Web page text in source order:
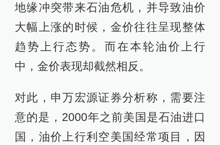
地缘冲突带来石油危机，并导致油价
大幅上涨的时候，金价往往呈现整体
趋势上行态势。而在本轮油价上行
中，金价表现却截然相反。
对此，申万宏源证券分析称，需要注
意的是，2000年之前美国是石油进口
国，油价上行利空美国经常项目，因